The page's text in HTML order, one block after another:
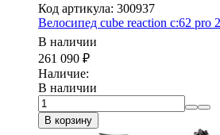
Код артикула: 300937
Велосипед cube reaction c:62 pro
В наличии
261 090 ₽
Наличие:
В наличии
В корзину